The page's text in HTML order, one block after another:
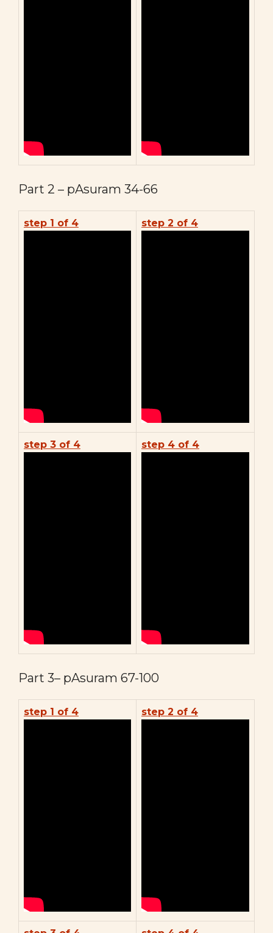
Part 2 – pAsuram 34-66
step 1 of 4 step 2 of 4
step 3 of 4 step 4 of 4
Part 3– pAsuram 67-100
step 1 of 4 step 2 of 4